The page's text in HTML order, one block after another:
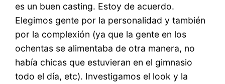
es un buen casting. Estoy de acuerdo.
Elegimos gente por la personalidad y también
por la complexión (ya que la gente en los
ochentas se alimentaba de otra manera, no
había chicas que estuvieran en el gimnasio
todo el día, etc). Investigamos el look y la